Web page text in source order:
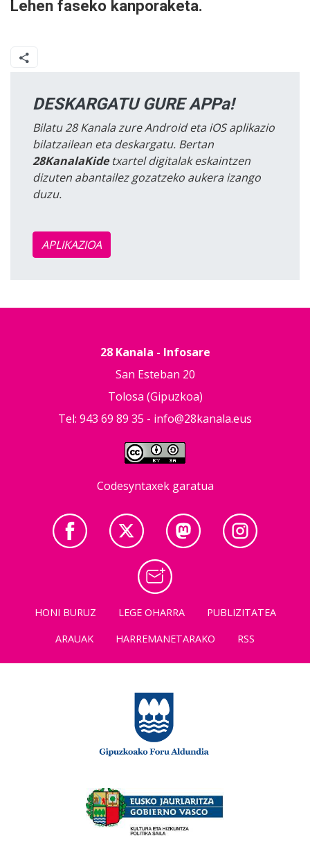
Lehen faseko kanporaketa.
DESKARGATU GURE APPa!
Bilatu 28 Kanala zure Android eta iOS aplikazio
bilatzailean eta deskargatu. Bertan
28KanalaKidetxartel digitalak eskaintzen
dizuten abantailez gozatzeko aukera izango
duzu.
APLIKAZIOA
28 Kanala - Infosare
San Esteban 20
Tolosa (Gipuzkoa)
Tel: 943 69 89 35 - info@28kanala.eus
Codesyntaxek garatua
HONI BURUZ LEGE OHARRA
PUBLIZITATEA
ARAUAK
HARREMANETARAKO RSS